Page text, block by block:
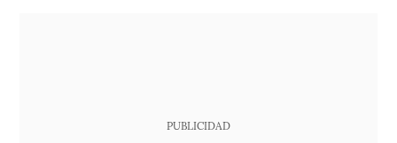
PUBLICIDAD